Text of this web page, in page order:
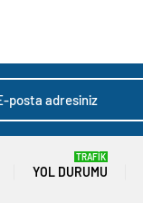
YOL DURUMU
TRAFİK